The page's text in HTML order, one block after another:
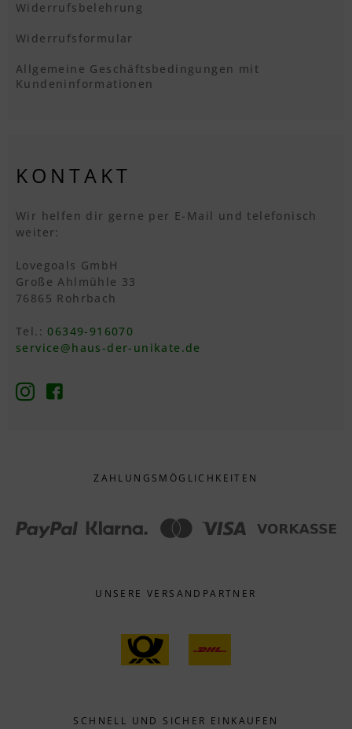
Widerrufsbelehrung
Widerrufsformular
Allgemeine Geschäftsbedingungen mit
Kundeninformationen
KONTAKT
Wir helfen dir gerne per E-Mail und telefonisch
weiter:
Lovegoals GmbH
Große Ahlmühle 33
76865 Rohrbach
Tel.:06349-916070
service@haus-der-unikate.de
ZAHLUNGS­MÖGLICHKEITEN
UNSERE VERSANDPARTNER
SCHNELL UND SICHER EINKAUFEN